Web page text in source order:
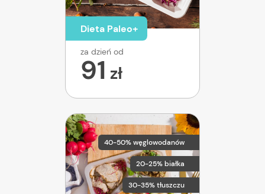
Dieta Paleo+
za dzień od
91 zł
40-50% węglowodanów
20-25% białka
30-35% tłuszczu